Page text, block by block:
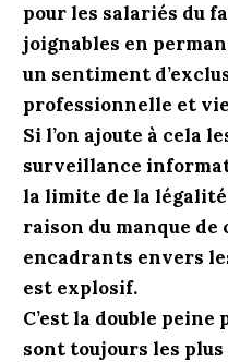
pour les salariés du
joignables en
un sentiment
profes­sion­nelle et
Si l’on ajoute à cela
surveillance
la limite de la
raison du manque de
encadrants envers
est explosif.
C’est la double peine
sont toujours les